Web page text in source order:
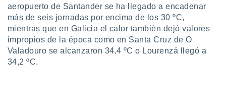
aunque
no
Puedes
acceder a
aeropuerto de Santander se ha llegado a encadenar
más de seis jornadas por encima de los 30 ºC,
mientras que en Galicia el calor también dejó valores
impropios de la época como en Santa Cruz de O
Valadouro se alcanzaron 34,4 ºC o Lourenzá llegó a
34,2 ºC.